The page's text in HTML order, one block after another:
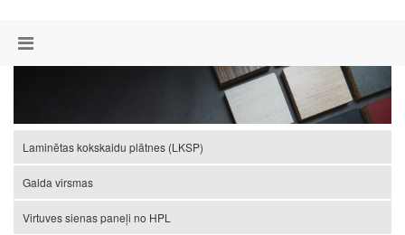
Laminētas kokskaidu plātnes (LKSP)
Galda virsmas
Virtuves sienas paneļi no HPL